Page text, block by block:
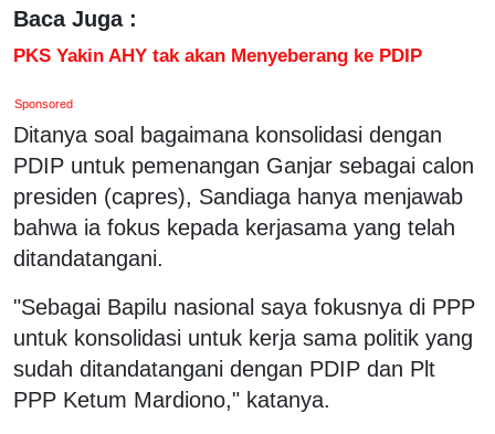
Baca Juga :
PKS Yakin AHY tak akan Menyeberang ke PDIP
Sponsored
Ditanya soal bagaimana konsolidasi dengan
PDIP untuk pemenangan Ganjar sebagai calon
presiden (capres), Sandiaga hanya menjawab
bahwa ia fokus kepada kerjasama yang telah
ditandatangani.
"Sebagai Bapilu nasional saya fokusnya di PPP
untuk konsolidasi untuk kerja sama politik yang
sudah ditandatangani dengan PDIP dan Plt
PPP Ketum Mardiono," katanya.